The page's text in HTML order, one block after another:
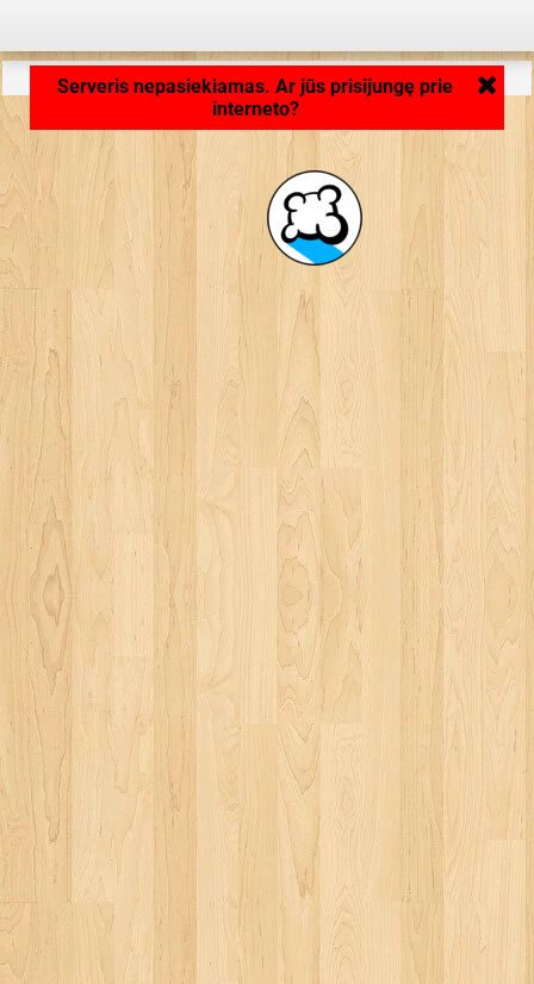
Aplikacija kraunasi ... ...